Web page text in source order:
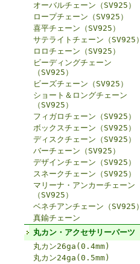
オーバルチェーン（SV925）
ロープチェーン（SV925）
喜平チェーン（SV925）
サテライトチェーン（SV925）
ロロチェーン（SV925）
ビーディングチェーン
（SV925）
ビーズチェーン（SV925）
ショート＆ロングチェーン
（SV925）
フィガロチェーン（SV925）
ボックスチェーン（SV925）
ディスクチェーン（SV925）
バーチェーン（SV925）
デザインチェーン（SV925）
スネークチェーン（SV925）
マリーナ・アンカーチェーン
（SV925）
ベネチアンチェーン（SV925）
真鍮チェーン
丸カン・アクセサリーパーツ
丸カン26ga(0.4mm)
丸カン24ga(0.5mm)